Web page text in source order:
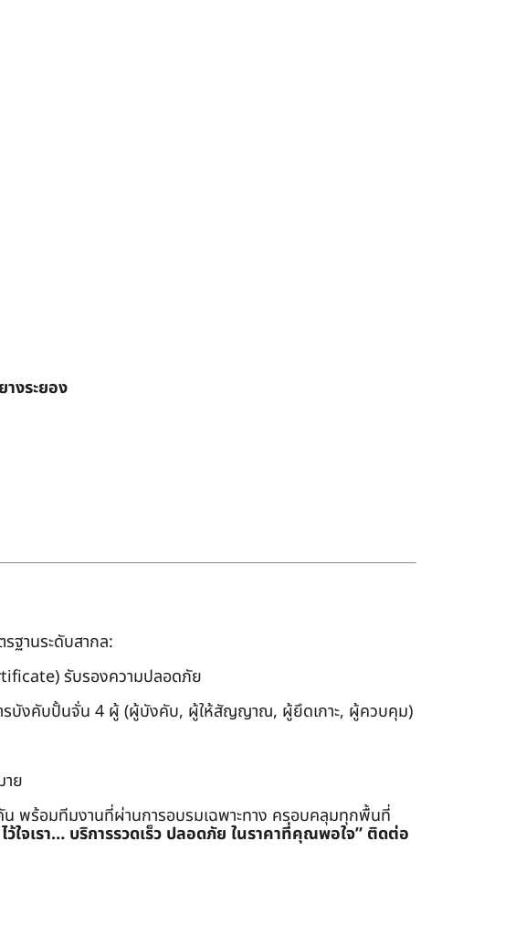
งระยอง
รฐานระดับสากล:
รับรองความปลอดภัย
รบังคับปั้นจั่น 4 ผู้ (ผู้บังคับ, ผู้ให้สัญญาณ, ผู้ยึดเกาะ, ผู้ควบคุม)
ย
น พร้อมทีมงานที่ผ่านการอบรมเฉพาะทาง ครอบคลุมทุกพื้นที่
ใจเรา… บริการรวดเร็ว ปลอดภัย ในราคาที่คุณพอใจ” ติดต่อ